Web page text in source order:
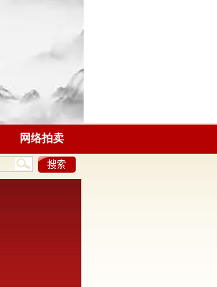
网络拍卖